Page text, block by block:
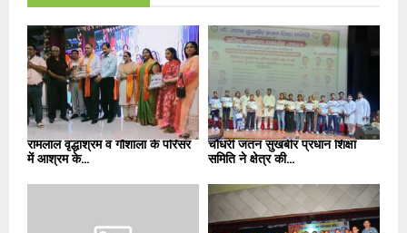
रामलाल वृद्धाश्रम व गौशाला के परिसर
में आश्रम के...
चौधरी जतन सुखबीर प्रधान शिक्षा
समिति ने क्षेत्र की...